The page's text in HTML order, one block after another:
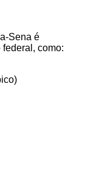
Sena é
como: